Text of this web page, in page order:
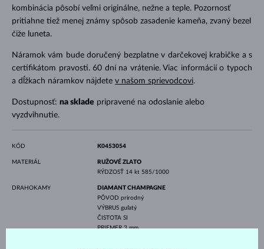
kombinácia pôsobí veľmi originálne, nežne a teple. Pozornosť
pritiahne tiež menej známy spôsob zasadenie kameňa, zvaný bezel
čiže luneta.
Náramok vám bude doručený bezplatne v darčekovej krabičke a s
certifikátom pravosti. 60 dní na vrátenie. Viac informácií o typoch
a dĺžkach náramkov nájdete v našom sprievodcovi.
Dostupnosť: na sklade pripravené na odoslanie alebo
vyzdvihnutie.
KÓD K0453054
MATERIÁL
RUŽOVÉ ZLATO
RÝDZOSŤ 14 kt 585/1000
DRAHOKAMY
DIAMANT CHAMPAGNE
PÔVOD prírodný
VÝBRUS guľatý
ČISTOTA SI
PRIEMER3 mm